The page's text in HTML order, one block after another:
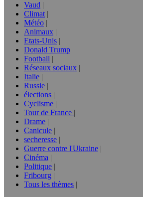
Vaud
Climat
Météo
Animaux
Etats-Unis
Donald Trump
Football
Réseaux sociaux
Italie
Russie
élections
Cyclisme
Tour de France
Drame
Canicule
secheresse
Guerre contre l'Ukraine
Cinéma
Politique
Fribourg
Tous les thèmes